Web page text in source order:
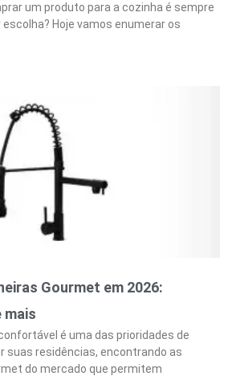
um produto para a cozinha é sempre
Hoje vamos enumerar os
Gourmet em 2026:
mais
é uma das prioridades de
suas residências, encontrando as
do mercado que permitem